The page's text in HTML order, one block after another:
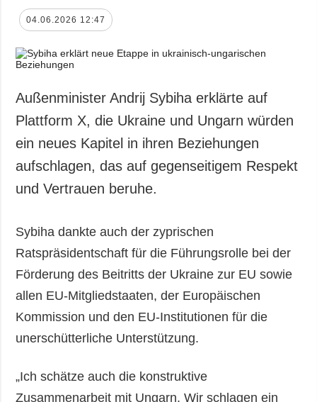
04.06.2026 12:47
Außenminister Andrij Sybiha erklärte auf
Plattform X, die Ukraine und Ungarn würden
ein neues Kapitel in ihren Beziehungen
aufschlagen, das auf gegenseitigem Respekt
und Vertrauen beruhe.
Sybiha dankte auch der zyprischen
Ratspräsidentschaft für die Führungsrolle bei der
Förderung des Beitritts der Ukraine zur EU sowie
allen EU-Mitgliedstaaten, der Europäischen
Kommission und den EU-Institutionen für die
unerschütterliche Unterstützung.
„Ich schätze auch die konstruktive
Zusammenarbeit mit Ungarn. Wir schlagen ein